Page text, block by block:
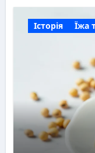
Історія Їжа